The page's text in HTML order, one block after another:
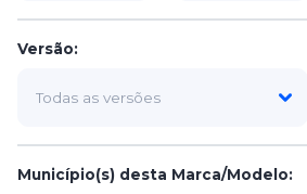
Versão:
Município(s) desta Marca/Modelo: